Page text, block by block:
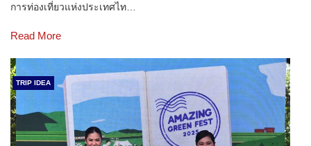
การท่องเที่ยวแห่งประเทศไท…
Read More
TRIP IDEA